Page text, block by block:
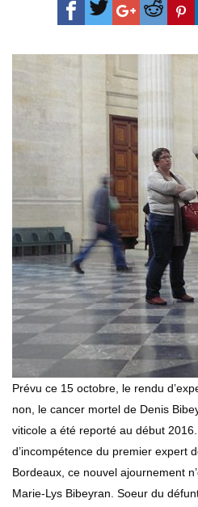
Prévu ce 15 octobre, le rendu
non, le cancer mortel de Denis
viticole a été reporté au début
d’incompétence du premier expert
Bordeaux, ce nouvel ajournement
Marie-Lys Bibeyran. Soeur du